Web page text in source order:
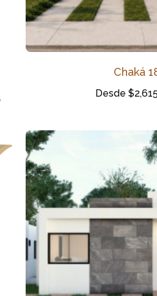
Chaká
Desde